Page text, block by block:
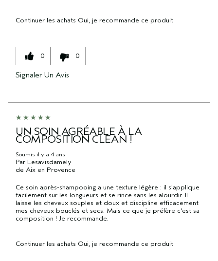
Continuer les achats Oui, je recommande ce produit
0 0
Signaler Un Avis
UN SOIN AGRÉABLE À LA
COMPOSITION CLEAN !
Soumis il y a 4 ans
Par Lesavisdamely
de Aix en Provence
Ce soin après-shampooing a une texture légère : il s'applique
facilement sur les longueurs et se rince sans les alourdir. Il
laisse les cheveux souples et doux et discipline efficacement
mes cheveux bouclés et secs. Mais ce que je préfère c'est sa
composition ! Je recommande.
Continuer les achats Oui, je recommande ce produit